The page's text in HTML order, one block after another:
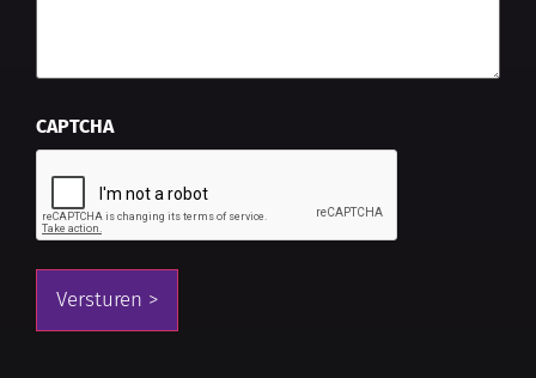
CAPTCHA